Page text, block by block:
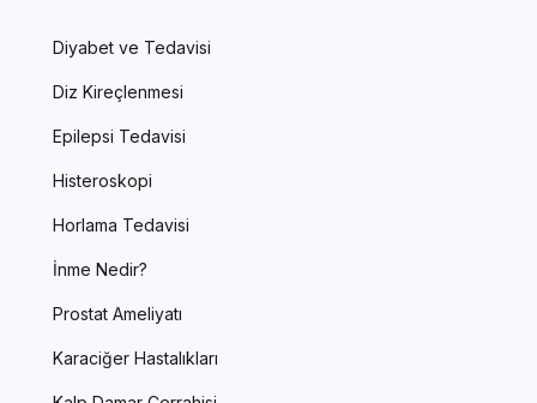
Diyabet ve Tedavisi
Diz Kireçlenmesi
Epilepsi Tedavisi
Histeroskopi
Horlama Tedavisi
İnme Nedir?
Prostat Ameliyatı
Karaciğer Hastalıkları